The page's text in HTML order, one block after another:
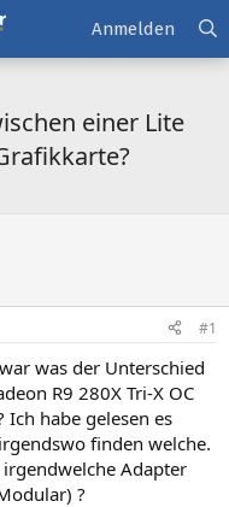
Anmelden
einer Lite
#1
was der Unterschied
R9 280X Tri-X OC
Ich habe gelesen es
finden welche.
Adapter
?